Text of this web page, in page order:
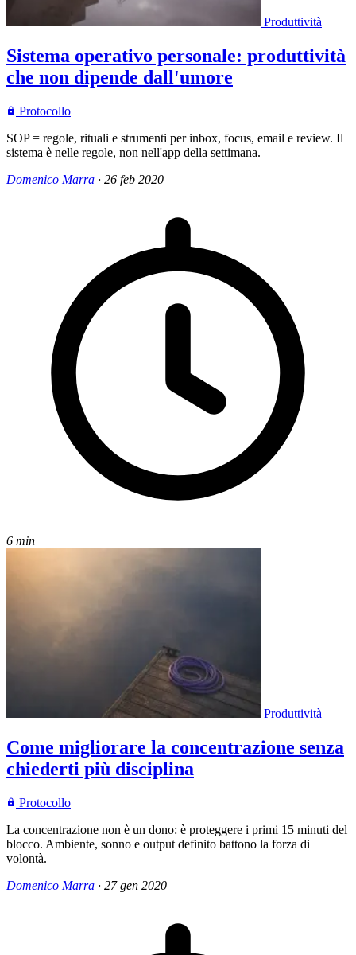
Produttività
Sistema operativo personale: produttività
che non dipende dall'umore
Protocollo
SOP = regole, rituali e strumenti per inbox, focus, email e review. Il
sistema è nelle regole, non nell'app della settimana.
Domenico Marra · 26 feb 2020
6 min
Produttività
Come migliorare la concentrazione senza
chiederti più disciplina
Protocollo
La concentrazione non è un dono: è proteggere i primi 15 minuti del
blocco. Ambiente, sonno e output definito battono la forza di
volontà.
Domenico Marra · 27 gen 2020